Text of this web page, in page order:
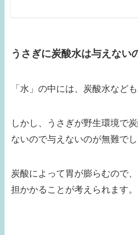
うさぎに炭酸水は与えない
「水」の中には、炭酸水など
しかし、うさぎが野生環境で
ないので与えないのが無難でし
炭酸によって胃が膨らむので
担かかることが考えられます。